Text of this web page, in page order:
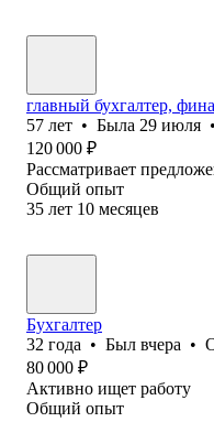
главный бухгалтер,
57 лет • Была 29 июля •
120 000 ₽
Рассматривает
Общий опыт
35 лет 10 месяцев
Бухгалтер
32 года • Был вчера •
80 000 ₽
Активно ищет работу
Общий опыт